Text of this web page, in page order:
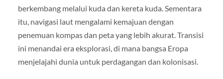
berkembang melalui kuda dan kereta kuda. Sementara
itu, navigasi laut mengalami kemajuan dengan
penemuan kompas dan peta yang lebih akurat. Transisi
ini menandai era eksplorasi, di mana bangsa Eropa
menjelajahi dunia untuk perdagangan dan kolonisasi.